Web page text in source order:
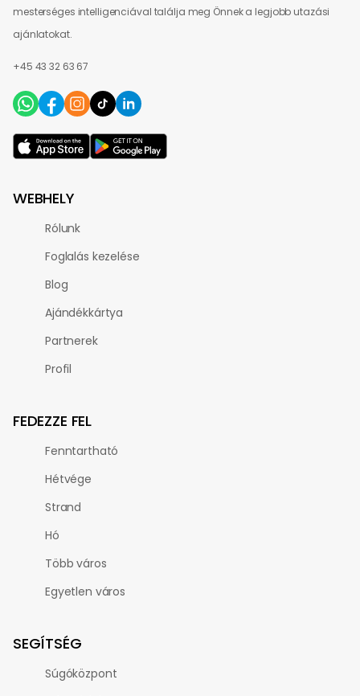
mesterséges intelligenciával találja meg Önnek a legjobb utazási
ajánlatokat.
+45 43 32 63 67
WEBHELY
Rólunk
Foglalás kezelése
Blog
Ajándékkártya
Partnerek
Profil
FEDEZZE FEL
Fenntartható
Hétvége
Strand
Hó
Több város
Egyetlen város
SEGÍTSÉG
Súgóközpont